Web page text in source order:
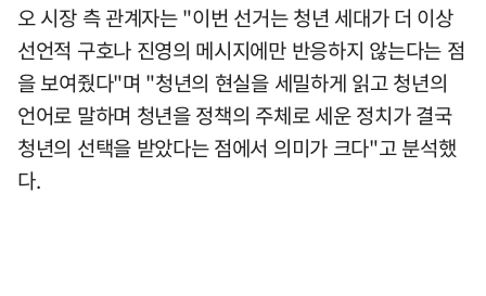
오 시장 측 관계자는 "이번 선거는 청년 세대가 더 이상
선언적 구호나 진영의 메시지에만 반응하지 않는다는 점
을 보여줬다"며 "청년의 현실을 세밀하게 읽고 청년의
언어로 말하며 청년을 정책의 주체로 세운 정치가 결국
청년의 선택을 받았다는 점에서 의미가 크다"고 분석했
다.